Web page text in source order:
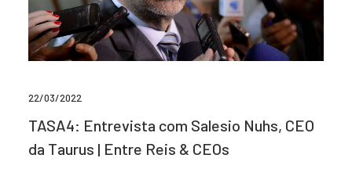
22/03/2022
TASA4: Entrevista com Salesio Nuhs, CEO
da Taurus | Entre Reis & CEOs